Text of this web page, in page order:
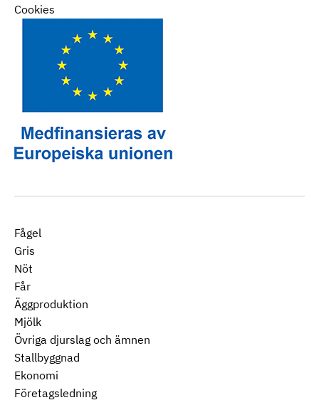
Fågel
Gris
Nöt
Får
Äggproduktion
Mjölk
Övriga djurslag och ämnen
Stallbyggnad
Ekonomi
Företagsledning
Cookies